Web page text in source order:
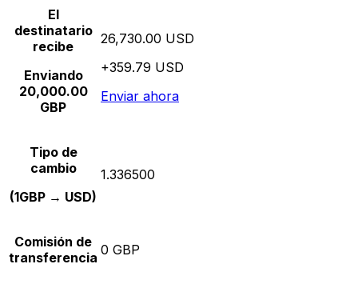
El
destinatario
recibe
Enviando
20,000.00
GBP
26,730.00 USD
+359.79 USD
Enviar ahora
Tipo de
cambio
(1GBP → USD)
1.336500
Comisión de
transferencia 0 GBP